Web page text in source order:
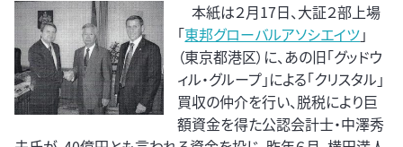
本紙は２月17日、大証２部上場
「東邦グローバルアソシエイツ」
（東京都港区）に、あの旧「グッドウ
ィル・グループ」による「クリスタル」
買収の仲介を行い、脱税により巨
額資金を得た公認会計士・中澤秀